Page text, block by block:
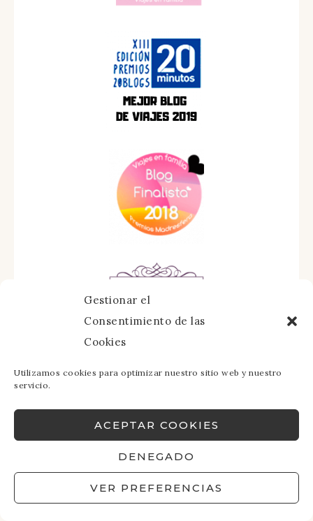
Gestionar el
Consentimiento de las
Cookies
Utilizamos cookies para optimizar nuestro sitio web y nuestro
servicio.
ACEPTAR COOKIES
DENEGADO
VER PREFERENCIAS